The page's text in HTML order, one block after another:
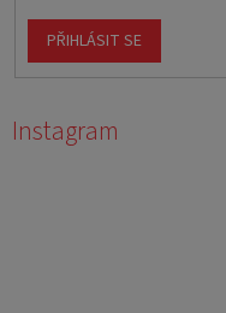
PŘIHLÁSIT SE
Instagram